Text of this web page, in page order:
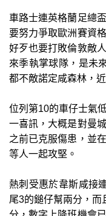
車路士連英格蘭足總
要努力爭取歐洲賽資
好歹也要打敗倫敦敵
來季執掌球隊，是未
都不敵諾定咸森林，
位列第10的車仔士氣
一喜訊，大概是對曼
之前已克服傷患，並
等人一起攻堅。
熱刺受惠於韋斯咸接
尾3的鎚仔幫兩分，而